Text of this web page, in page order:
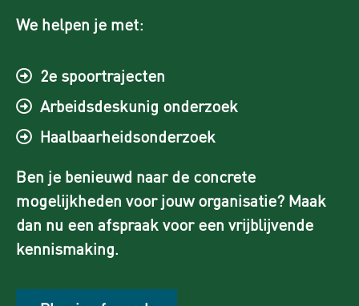
We helpen je met:
2e spoortrajecten
Arbeidsdeskunig onderzoek
Haalbaarheidsonderzoek
Ben je benieuwd naar de concrete
mogelijkheden voor jouw organisatie? Maak
dan nu een afspraak voor een vrijblijvende
kennismaking.